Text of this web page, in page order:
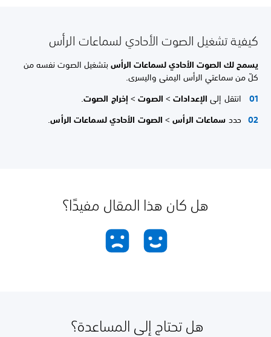
كيفية تشغيل الصوت الأحادي لسماعات الرأس
يسمح لكالصوت الأحادي لسماعات الرأسبتشغيل الصوت نفسه من
كلّ من سماعتي الرأس اليمنى واليسرى.
انتقل إلىالإعدادات>الصوت>إخراج الصوت.
حددسماعات الرأس>الصوت الأحادي لسماعات الرأس.
هل كان هذا المقال مفيدًا؟
هل تحتاج إلى المساعدة؟